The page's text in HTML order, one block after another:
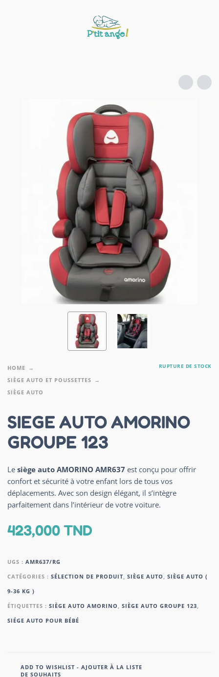
HOME
SIÈGE AUTO ET POUSSETTES
SIÈGE AUTO
RUPTURE DE STOCK
SIEGE AUTO AMORINO
GROUPE 123
Le siège auto AMORINO AMR637 est conçu pour offrir
confort et sécurité à votre enfant lors de tous vos
déplacements. Avec son design élégant, il s’intègre
parfaitement dans l’intérieur de votre voiture.
423,000TND
UGS : AMR637/RG
CATÉGORIES : SÉLECTION DE PRODUIT SIÈGE AUTO
SIÈGE AUTO (
9-36 KG )
ÉTIQUETTES : SIÈGE AUTO AMORINO SIÈGE AUTO GROUPE 123
SIÉGE AUTO POUR BÉBÉ
ADD TO WISHLIST - AJOUTER À LA LISTE
DE SOUHAITS